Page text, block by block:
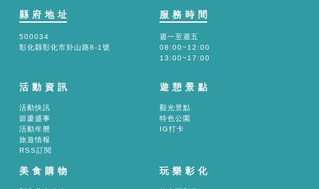
縣府地址
500034
彰化縣彰化市卦山路8-1號
服務時間
週一至週五
08:00~12:00
13:00~17:00
活動資訊
活動快訊
節慶盛事
活動年曆
旅遊情報
RSS訂閱
遊憩景點
觀光景點
特色公園
IG打卡
美食購物 玩樂彰化